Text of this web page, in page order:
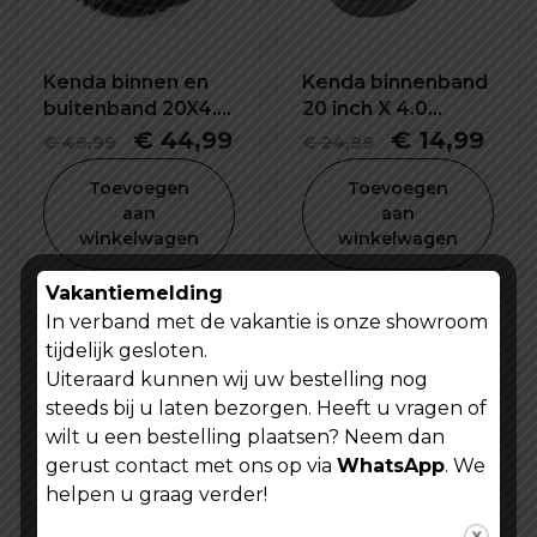
Kenda binnen en
buitenband 20X4.0
inch
€49,99
Oorspronkelijke
was:
€ 49,99.
€ 44,99 Huidige
is:
€ 44,99.
Toevoegen
aan
winkelwagen
Kenda binnenband
20 inch X 4.0
K1188E
€24,99
was:
€ 24,99.
€ 14,99
prijs
is:
€
Toevoegen
aan
winkelwagen
Vakantiemelding
In verband met de vakantie is onze showroom
tijdelijk gesloten.
Uiteraard kunnen wij uw bestelling nog
steeds bij u laten bezorgen. Heeft u vragen of
wilt u een bestelling plaatsen? Neem dan
gerust contact met ons op via WhatsApp. We
helpen u graag verder!